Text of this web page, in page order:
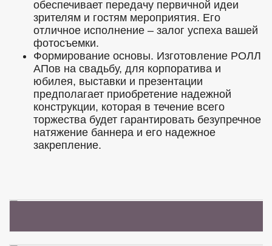
обеспечивает передачу первичной идеи
зрителям и гостям мероприятия. Его
отличное исполнение – залог успеха вашей
фотосъемки.
Формирование основы. Изготовление РОЛЛ
АПов на свадьбу, для корпоратива и
юбилея, выставки и презентации
предполагает приобретение надежной
конструкции, которая в течение всего
торжества будет гарантировать безупречное
натяжение баннера и его надежное
закрепление.